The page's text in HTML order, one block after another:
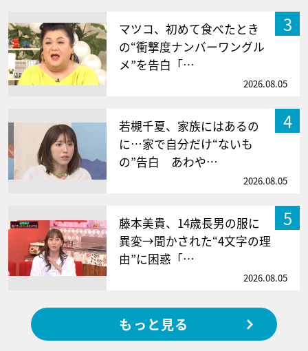
3
マツコ、初めて食べたとき
の“衝撃度ナンバーワングル
メ”を告白「…
2026.08.05
4
若槻千夏、家族にはあるの
に…家で自分だけ“ないも
の”告白 あわや…
2026.08.05
5
藤本美貴、14歳長男の服に
異変→聞かされた“4文字の理
由”に困惑「…
2026.08.05
もっと見る